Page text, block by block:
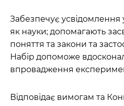
Забезпечує
як науки; допомагають
поняття та закони та
Набір допоможе
впровадження
Відповідає вимогам та